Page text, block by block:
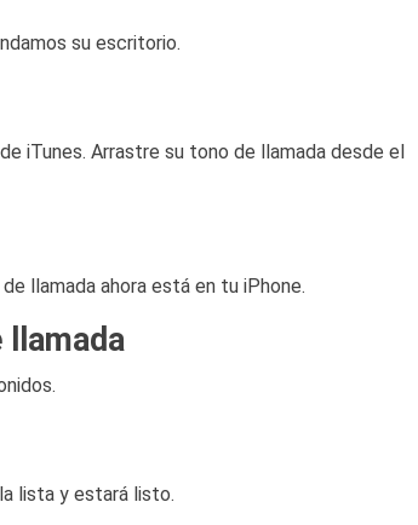
su escritorio.
iTunes. Arrastre su tono de llamada desde el
llamada ahora está en tu iPhone.
llamada
lista y estará listo.